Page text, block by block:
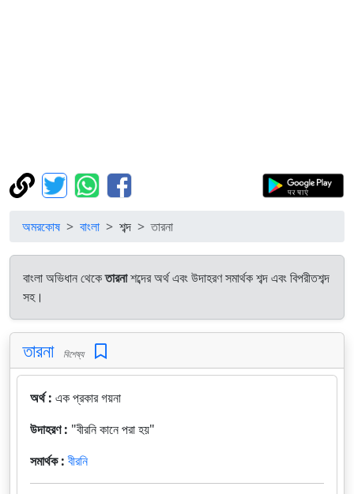
অমরকোষ বাংলা শব্দ তারনা
বাংলা অভিধান থেকেতারনাশব্দের অর্থ এবং উদাহরণ সমার্থক শব্দ এবং বিপরীতশব্দ
সহ।
তারনা বিশেষ্য
অর্থ : এক প্রকার গয়না
উদাহরণ : "বীরনি কানে পরা হয়"
সমার্থক :বীরনি